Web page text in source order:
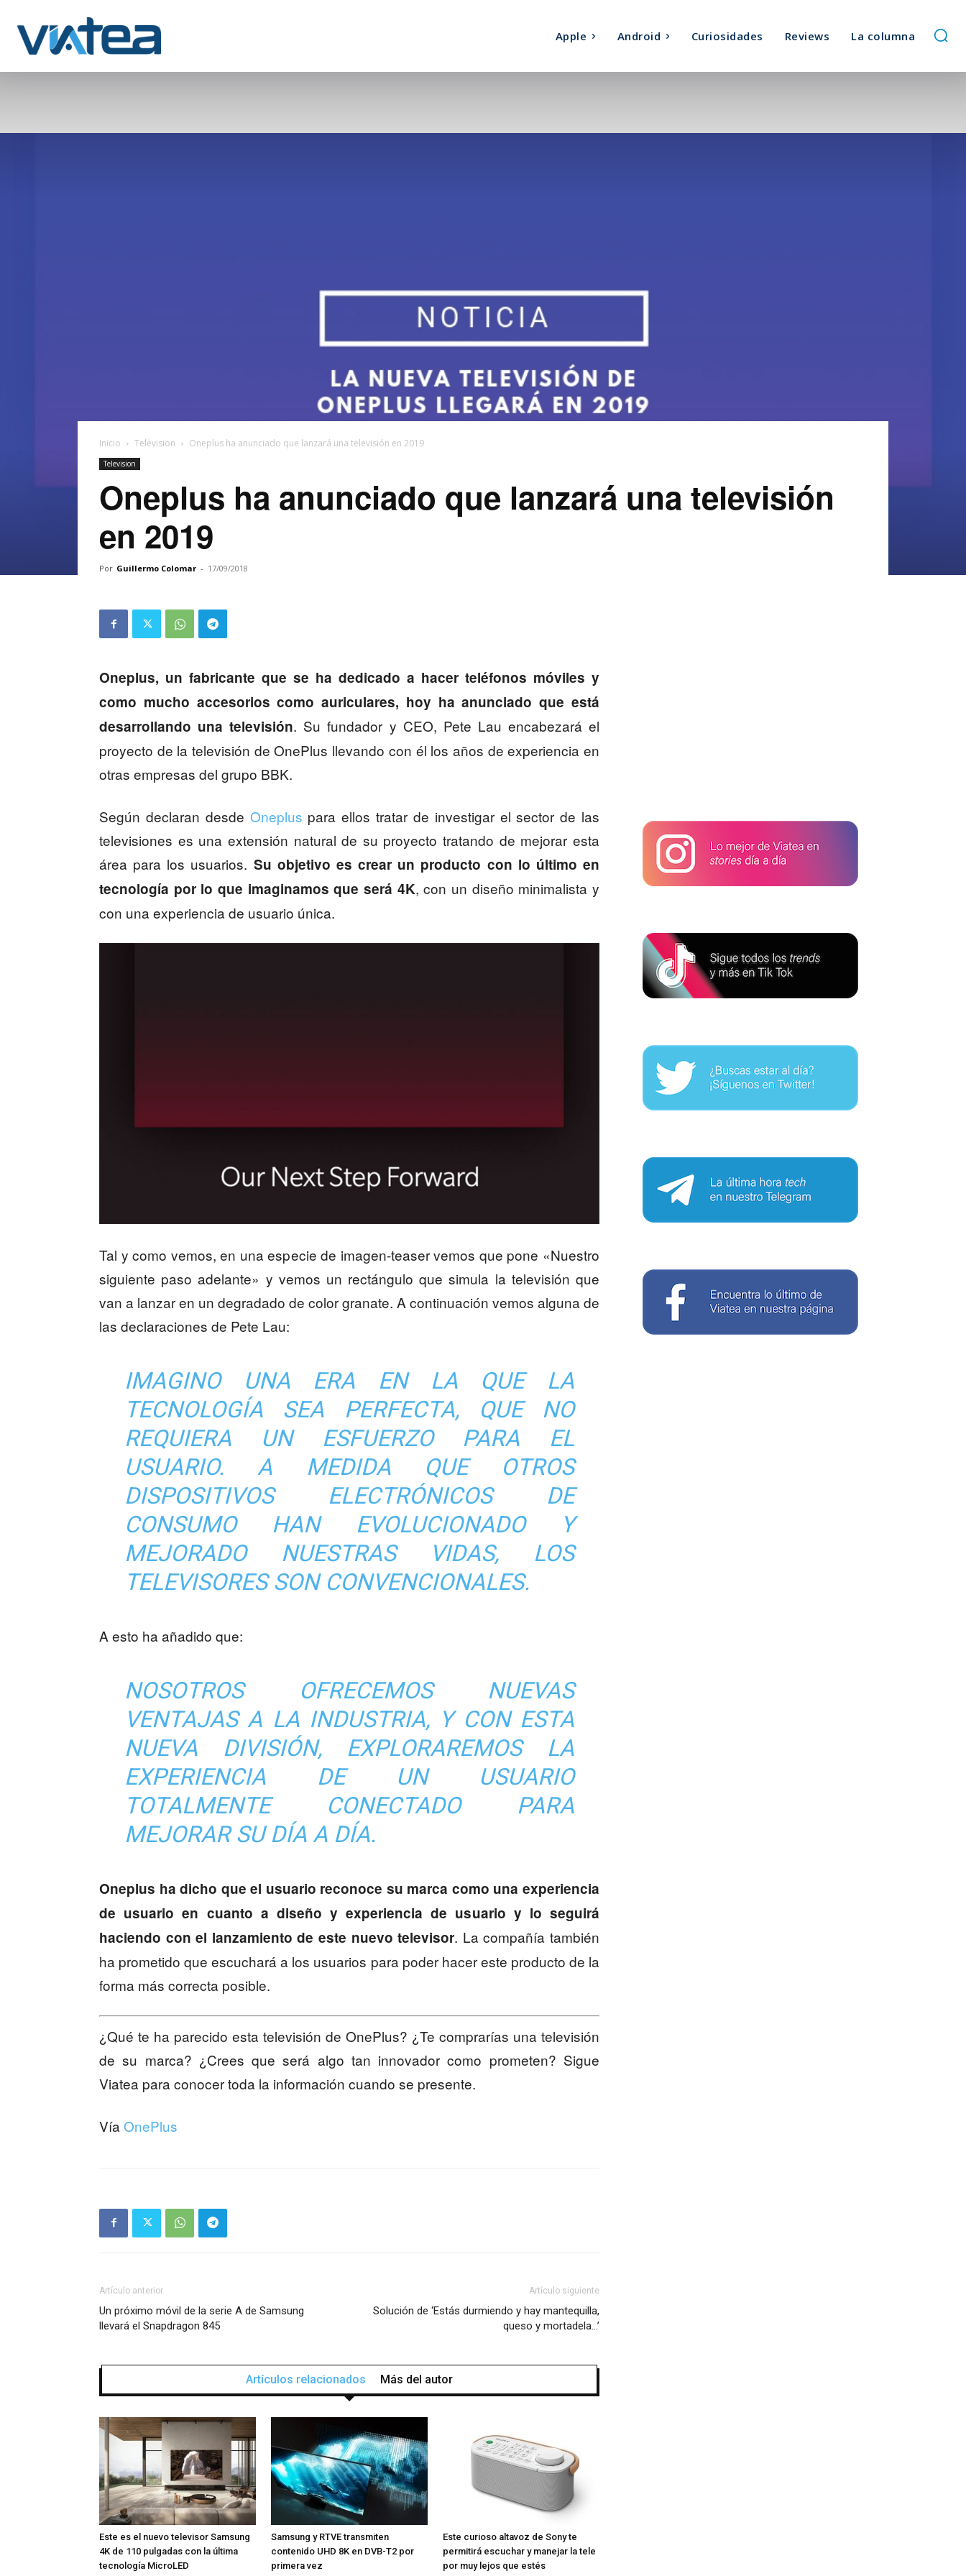
Apple Android Curiosidades Reviews La columna
Inicio Television Oneplus ha anunciado que lanzará una televisión en 2019
Television
Oneplus ha anunciado que lanzará una televisión
en 2019
Por Guillermo Colomar - 17/09/2018
Oneplus, un fabricante que se ha dedicado a hacer teléfonos móviles y
como mucho accesorios como auriculares, hoy ha anunciado que está
desarrollando una televisión. Su fundador y CEO, Pete Lau encabezará el
proyecto de la televisión de OnePlus llevando con él los años de experiencia en
otras empresas del grupo BBK.
Según declaran desde Oneplus para ellos tratar de investigar el sector de las
televisiones es una extensión natural de su proyecto tratando de mejorar esta
área para los usuarios. Su objetivo es crear un producto con lo último en
tecnología por lo que imaginamos que será 4K, con un diseño minimalista y
con una experiencia de usuario única.
Tal y como vemos, en una especie de imagen-teaser vemos que pone «Nuestro
siguiente paso adelante» y vemos un rectángulo que simula la televisión que
van a lanzar en un degradado de color granate. A continuación vemos alguna de
las declaraciones de Pete Lau:
IMAGINO UNA ERA EN LA QUE LA
TECNOLOGÍA SEA PERFECTA, QUE NO
REQUIERA UN ESFUERZO PARA EL
USUARIO. A MEDIDA QUE OTROS
DISPOSITIVOS ELECTRÓNICOS DE
CONSUMO HAN EVOLUCIONADO Y
MEJORADO NUESTRAS VIDAS, LOS
TELEVISORES SON CONVENCIONALES.
A esto ha añadido que:
NOSOTROS OFRECEMOS NUEVAS
VENTAJAS A LA INDUSTRIA, Y CON ESTA
NUEVA DIVISIÓN, EXPLORAREMOS LA
EXPERIENCIA DE UN USUARIO
TOTALMENTE CONECTADO PARA
MEJORAR SU DÍA A DÍA.
Oneplus ha dicho que el usuario reconoce su marca como una experiencia
de usuario en cuanto a diseño y experiencia de usuario y lo seguirá
haciendo con el lanzamiento de este nuevo televisor. La compañía también
ha prometido que escuchará a los usuarios para poder hacer este producto de la
forma más correcta posible.
¿Qué te ha parecido esta televisión de OnePlus? ¿Te comprarías una televisión
de su marca? ¿Crees que será algo tan innovador como prometen? Sigue
Viatea para conocer toda la información cuando se presente.
Vía OnePlus
Artículo anterior
Un próximo móvil de la serie A de Samsung
llevará el Snapdragon 845
Artículo siguiente
Solución de ‘Estás durmiendo y hay mantequilla,
queso y mortadela…’
Artículos relacionados Más del autor
Este es el nuevo televisor Samsung
4K de 110 pulgadas con la última
tecnología MicroLED
Samsung y RTVE transmiten
contenido UHD 8K en DVB-T2 por
primera vez
Este curioso altavoz de Sony te
permitirá escuchar y manejar la tele
por muy lejos que estés